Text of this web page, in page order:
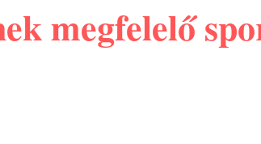
megfelelő